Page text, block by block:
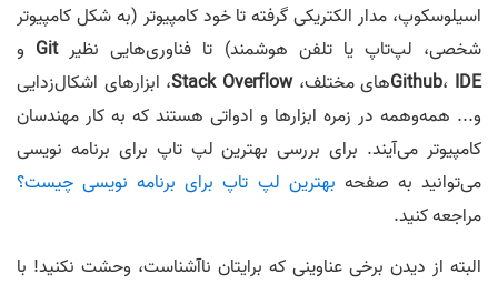
اسیلوسکوپ، مدار الکتریکی گرفته تا خود کامپیوتر (به شکل کامپیوتر
شخصی، لپ‌تاپ یا تلفن هوشمند) تا فناوری‌هایی نظیرGit و
Github، IDE های مختلف،Stack Overflow، ابزارهای اشکال‌زدایی
و... همه‌و‌همه در زمره ابزارها و ادواتی هستند که به کار مهندسان
کامپیوتر می‌آیند. برای بررسی بهترین لپ تاپ برای برنامه نویسی
می‌توانید به صفحه بهترین لپ تاپ برای برنامه نویسی چیست؟
مراجعه کنید.
البته از دیدن برخی عناوینی که برایتان ناآشناست، وحشت نکنید! با